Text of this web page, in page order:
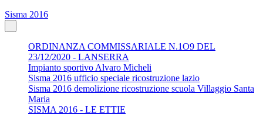
Sisma 2016
ORDINANZA COMMISSARIALE N.1O9 DEL
23/12/2020 - LANSERRA
Impianto sportivo Alvaro Micheli
Sisma 2016 ufficio speciale ricostruzione lazio
Sisma 2016 demolizione ricostruzione scuola Villaggio Santa
Maria
SISMA 2016 - LE ETTIE